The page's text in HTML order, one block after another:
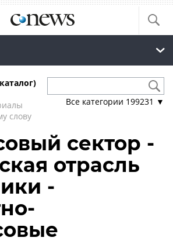
слову
Все категории 199231 ▼
сектор -
отрасль
-